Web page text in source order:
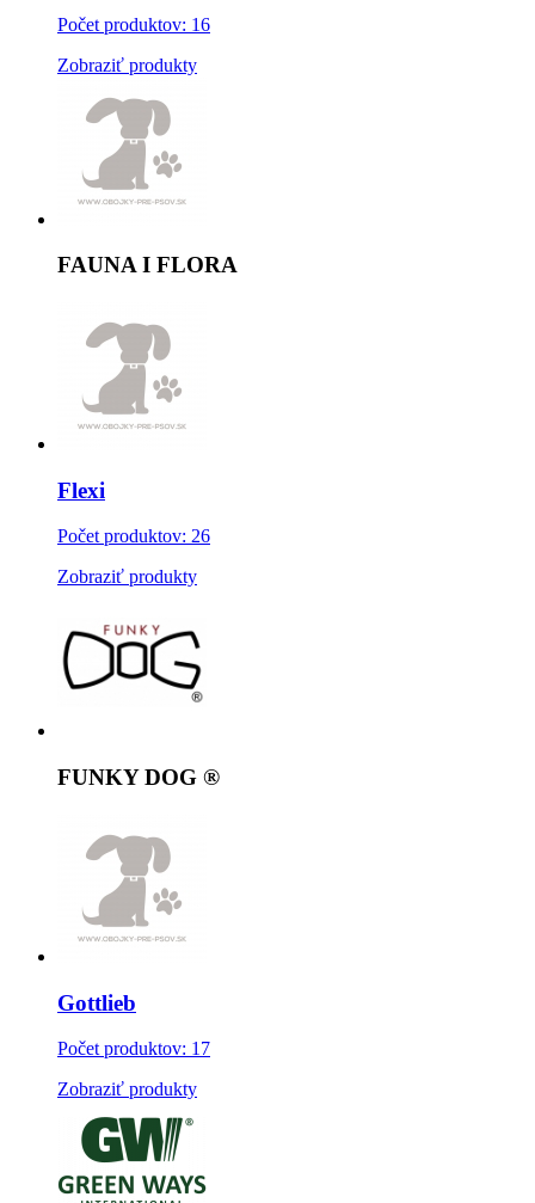
Počet produktov: 16
Zobraziť produkty
FAUNA I FLORA
Flexi
Počet produktov: 26
Zobraziť produkty
FUNKY DOG ®
Gottlieb
Počet produktov: 17
Zobraziť produkty